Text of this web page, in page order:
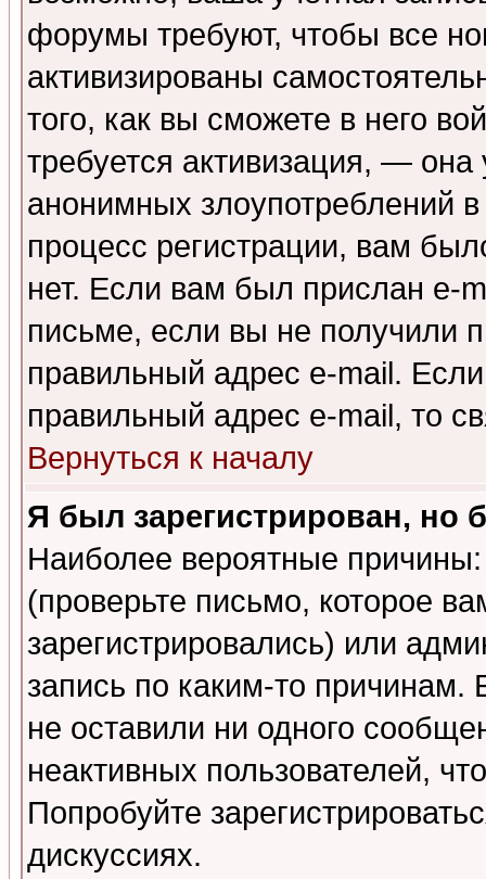
форумы требуют, чтобы все
активизированы
того, как вы сможете в него
требуется активизация, —
анонимных злоупотреблений
процесс регистрации, вам
нет. Если вам был прислан e-
письме, если вы не получили
правильный адрес e-mail.
правильный адрес e-mail, то
Вернуться к началу
Я был зарегистрирован, но
Наиболее вероятные
(проверьте письмо, которое
зарегистрировались) или
запись по каким-то
не оставили ни одного
неактивных пользователей,
Попробуйте
дискуссиях.